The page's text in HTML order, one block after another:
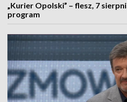
„Kurier Opolski” – flesz, 7
program